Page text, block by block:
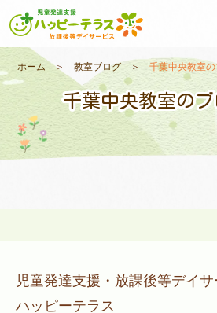
私たちについて
未就学のお子さま（０〜
小学生〜高校生のお子さま
支援事例
ご利用について
ホーム ＞教室ブログ ＞千葉中央教室
千葉中央教室の
児童発達支援・放課後等デイ
ハッピーテラス